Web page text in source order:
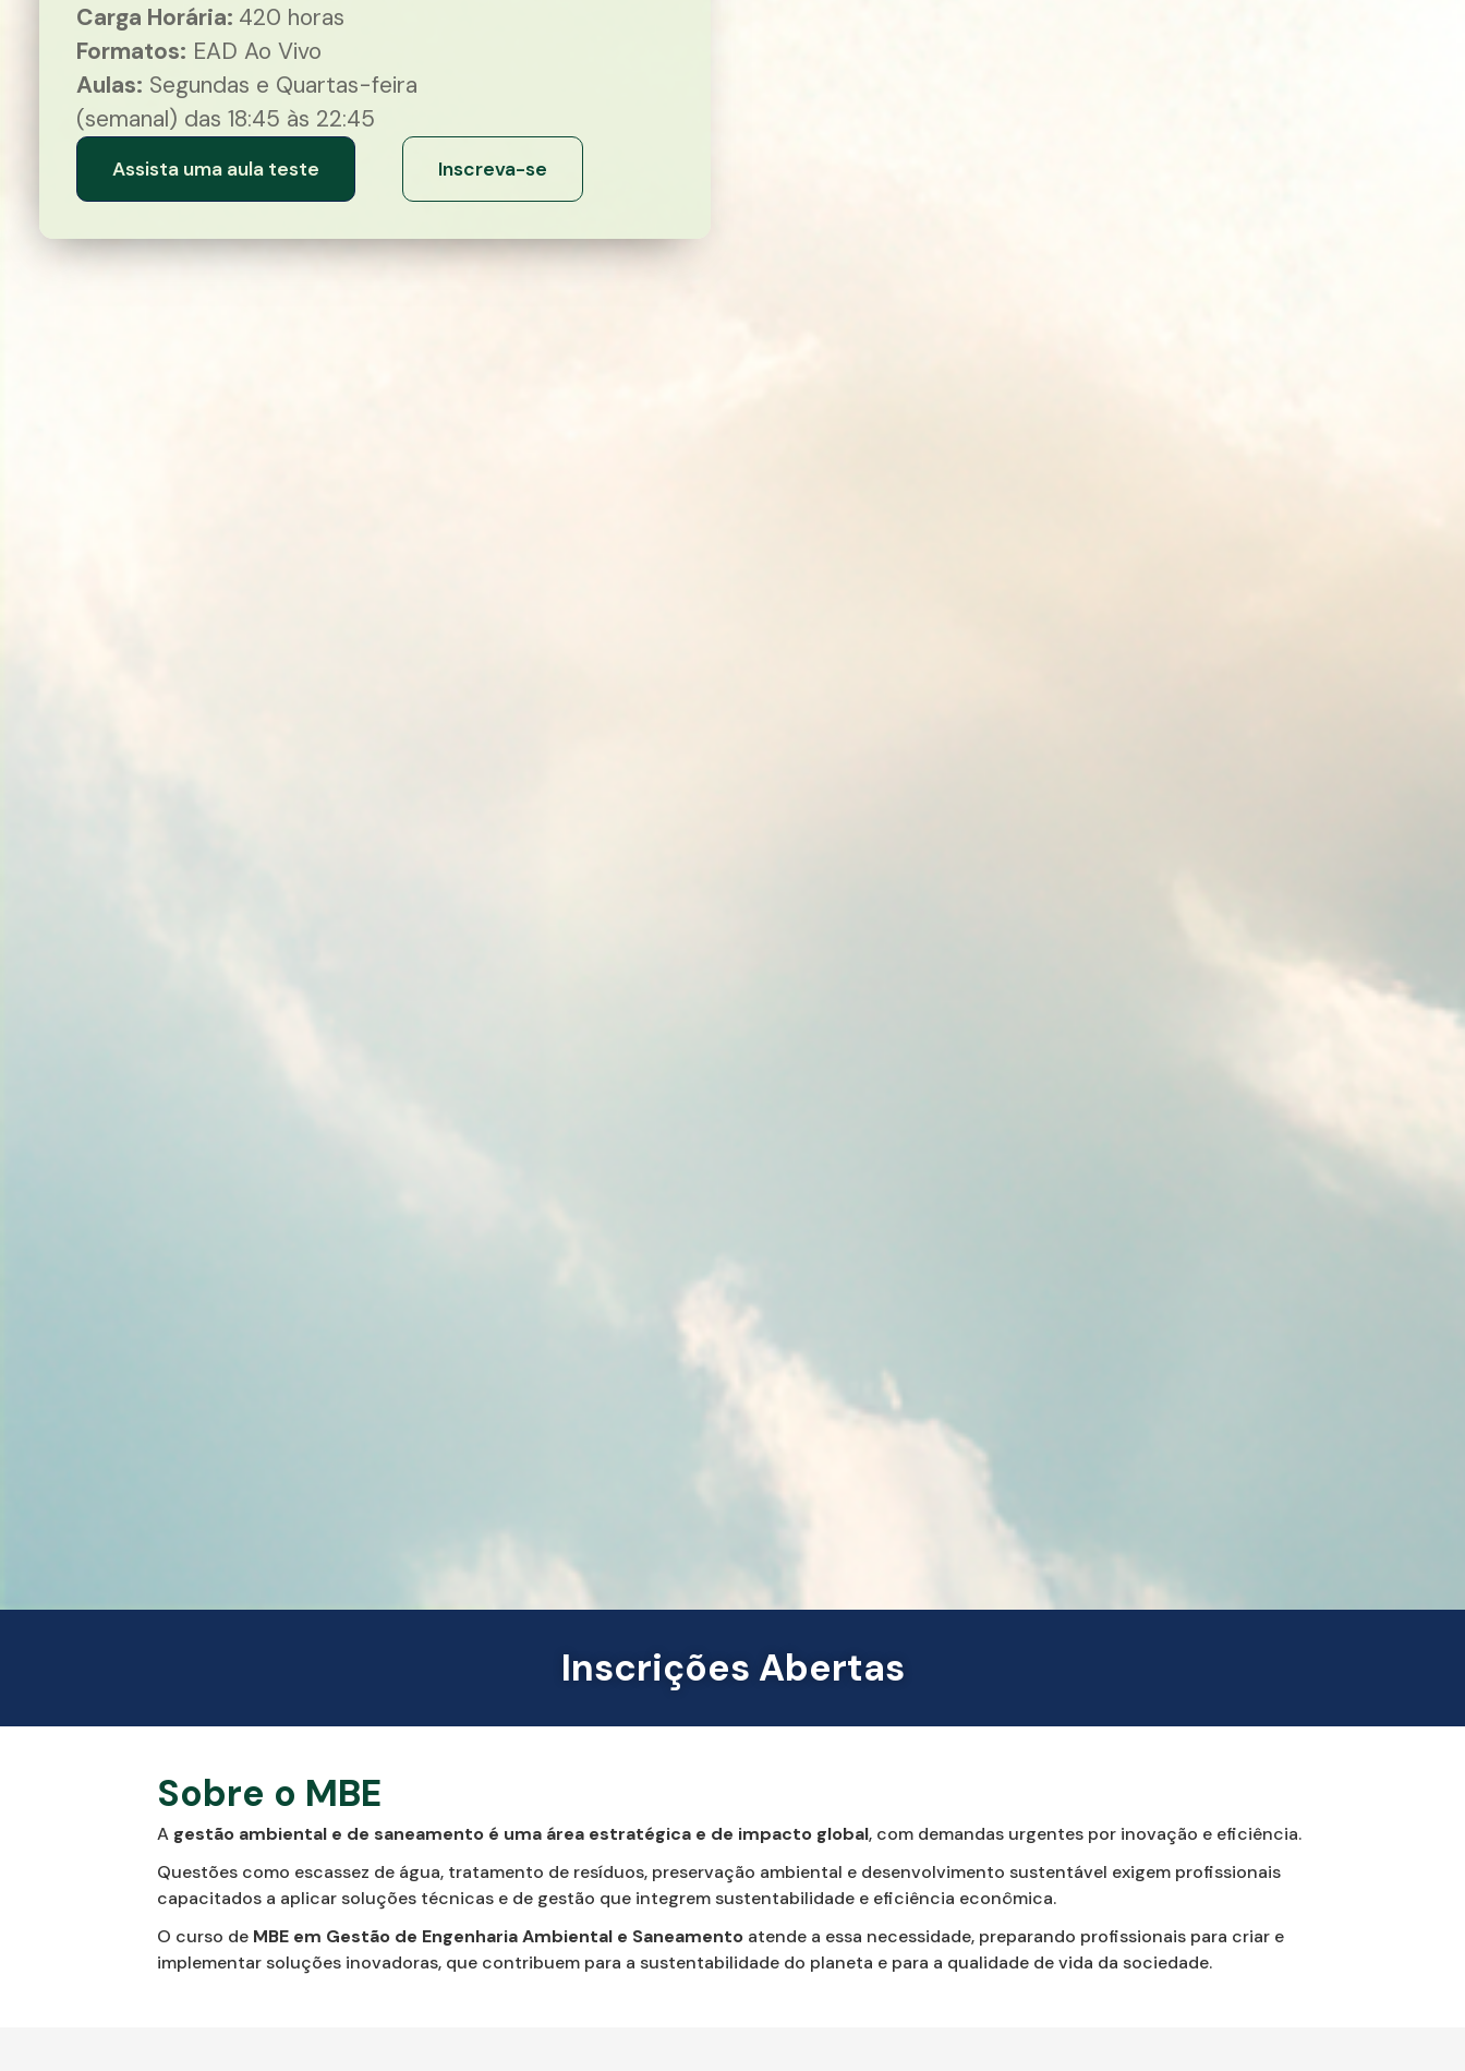
Carga Horária: 420 horas
Formatos: EAD Ao Vivo
Aulas: Segundas e Quartas-feira
(semanal) das 18:45 às 22:45
Assista uma aula teste Inscreva-se
Inscrições Abertas
Sobre o MBE
A gestão ambiental e de saneamento é uma área estratégica e de impacto global, com demandas urgentes por inovação e eficiência.
Questões como escassez de água, tratamento de resíduos, preservação ambiental e desenvolvimento sustentável exigem profissionais
capacitados a aplicar soluções técnicas e de gestão que integrem sustentabilidade e eficiência econômica.
O curso de MBE em Gestão de Engenharia Ambiental e Saneamentoatende a essa necessidade, preparando profissionais para criar e
implementar soluções inovadoras, que contribuem para a sustentabilidade do planeta e para a qualidade de vida da sociedade.